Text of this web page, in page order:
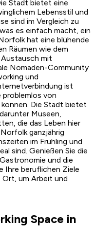
Stadt bietet eine
Lebensstil und
sind im Vergleich zu
es einfach macht, ein
hat eine blühende
Räumen wie dem
Austausch mit
Nomaden-Community
und
ist
problemlos von
Die Stadt bietet
Museen,
die das Leben hier
ganzjährig
im Frühling und
sind. Genießen Sie die
und die
Ihre beruflichen Ziele
um Arbeit und
Space in